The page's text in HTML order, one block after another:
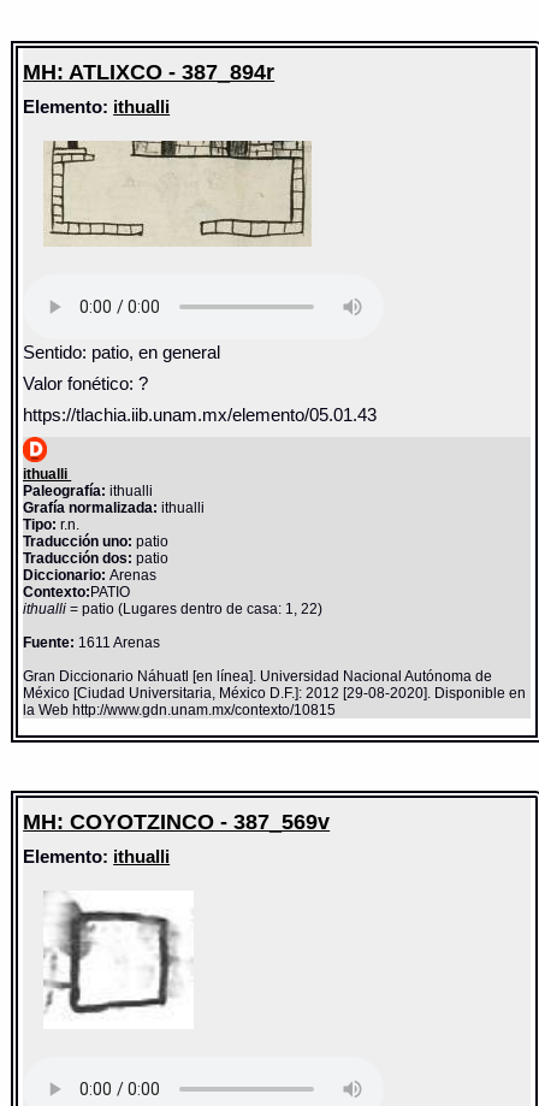
MH: ATLIXCO - 387_894r
Elemento: ithualli
Sentido: patio, en general
Valor fonético: ?
https://tlachia.iib.unam.mx/elemento/05.01.43
ithualli
Paleografía: ithualli
Grafía normalizada: ithualli
Tipo: r.n.
Traducción uno: patio
Traducción dos: patio
Diccionario:Arenas
Contexto:PATIO
ithualli= patio (Lugares dentro de casa: 1, 22)
Fuente: 1611 Arenas
Gran Diccionario Náhuatl [en línea]. Universidad Nacional Autónoma de
México [Ciudad Universitaria, México D.F.]: 2012 [29-08-2020]. Disponible en
la Web http://www.gdn.unam.mx/contexto/10815
MH: COYOTZINCO - 387_569v
Elemento: ithualli